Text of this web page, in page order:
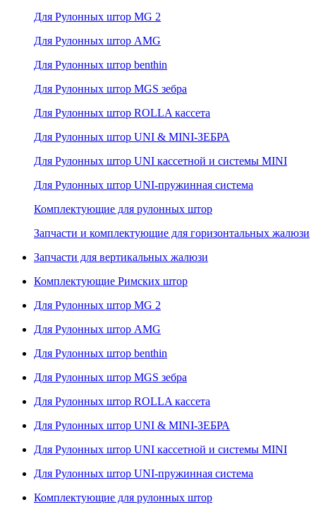
Для Рулонных штор MG 2
Для Рулонных штор AMG
Для Рулонных штор benthin
Для Рулонных штор MGS зебра
Для Рулонных штор ROLLA кассета
Для Рулонных штор UNI & MINI-ЗЕБРА
Для Рулонных штор UNI кассетной и системы MINI
Для Рулонных штор UNI-пружинная система
Комплектующие для рулонных штор
Запчасти и комплектующие для горизонтальных жалюзи
Запчасти для вертикальных жалюзи
Комплектующие Римских штор
Для Рулонных штор MG 2
Для Рулонных штор AMG
Для Рулонных штор benthin
Для Рулонных штор MGS зебра
Для Рулонных штор ROLLA кассета
Для Рулонных штор UNI & MINI-ЗЕБРА
Для Рулонных штор UNI кассетной и системы MINI
Для Рулонных штор UNI-пружинная система
Комплектующие для рулонных штор